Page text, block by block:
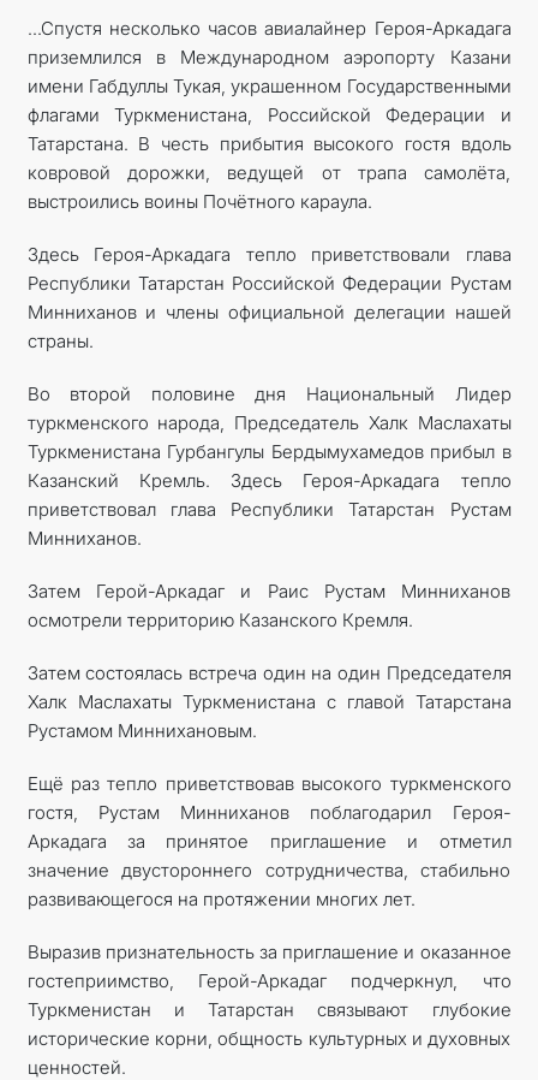
…Спустя несколько часов авиа­лайнер Героя-Аркадага
приземлился в Международном аэропорту Казани
имени Габдуллы Тукая, украшенном Государственными
флагами Туркменистана, Российской Федерации и
Татарстана. В честь прибытия высокого гостя вдоль
ковровой дорожки, ведущей от трапа самолёта,
выстроились ­воины Почётного караула.
Здесь Героя-Аркадага тепло приветствовали глава
Республики Татарстан Российской Федерации Рустам
Минниханов и члены официальной делегации нашей
страны.
Во второй половине дня Национальный Лидер
туркменского народа, Председатель Халк Маслахаты
Туркменистана Гурбангулы Бердымухамедов прибыл в
Казанский Кремль. Здесь Героя-­Аркадага тепло
приветствовал глава Республики Татарстан Рустам
Минниханов.
Затем Герой-Аркадаг и Раис Рустам Минниханов
осмотрели территорию Казанского Кремля.
Затем состоялась встреча один на один Председателя
Халк Маслахаты Туркменистана с главой Татарстана
Рустамом Миннихановым.
Ещё раз тепло приветствовав высокого туркменского
гостя, Рустам Минниханов поблагодарил Героя-
Аркадага за принятое приглашение и отметил
значение двустороннего сотрудничества, стабильно
развивающегося на протяжении многих лет.
Выразив признательность за приглашение и оказанное
гостеприимство, Герой-Аркадаг подчеркнул, что
Туркменистан и Татарстан связывают глубокие
исторические корни, общность культурных и духовных
ценностей.